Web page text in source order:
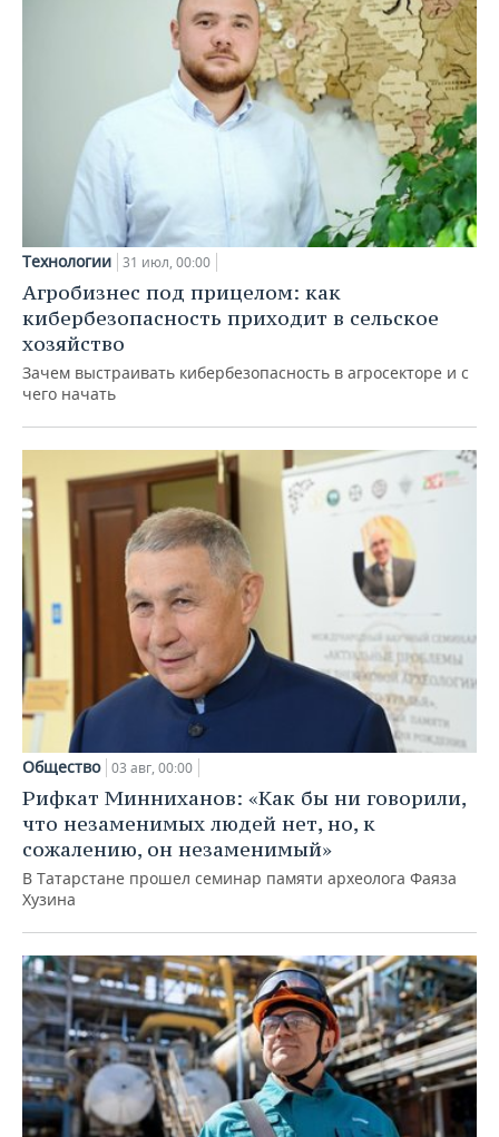
Технологии 31 июл, 00:00
Агробизнес под прицелом: как
кибербезопасность приходит в сельское
хозяйство
Зачем выстраивать кибербезопасность в агросекторе и с
чего начать
Общество 03 авг, 00:00
Рифкат Минниханов: «Как бы ни говорили,
что незаменимых людей нет, но, к
сожалению, он незаменимый»
В Татарстане прошел семинар памяти археолога Фаяза
Хузина